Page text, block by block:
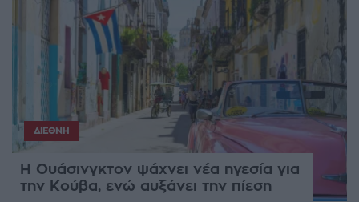
ΔΙΕΘΝΉ
Η Ουάσινγκτον ψάχνει νέα ηγεσία για
την Κούβα, ενώ αυξάνει την πίεση